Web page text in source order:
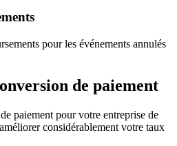
pour les événements annulés
de paiement
paiement pour votre entreprise de
considérablement votre taux